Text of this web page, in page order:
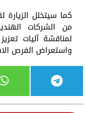
كما سيتخلل
من الشركات
لمناقشة آليات
واستعراض الفرص